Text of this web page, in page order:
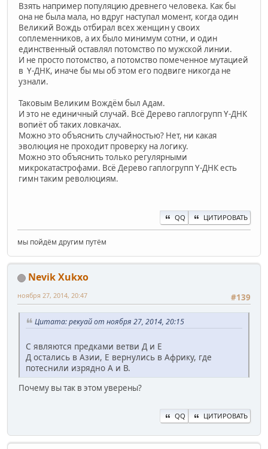
Взять например популяцию древнего человека. Как бы
она не была мала, но вдруг наступал момент, когда один
Великий Вождь отбирал всех женщин у своих
соплеменников, а их было минимум сотни, и один
единственный оставлял потомство по мужской линии.
И не просто потомство, а потомство помеченное мутацией
в Y-ДНК, иначе бы мы об этом его подвиге никогда не
узнали.
Таковым Великим Вождём был Адам.
И это не единичный случай. Всё Дерево гаплогрупп Y-ДНК
вопиёт об таких ловкачах.
Можно это объяснить случайностью? Нет, ни какая
эволюция не проходит проверку на логику.
Можно это объяснить только регулярными
микрокатастрофами. Всё Дерево гаплогрупп Y-ДНК есть
гимн таким революциям.
QQ ЦИТИРОВАТЬ
мы пойдём другим путём
Nevik Xukxo
#139
ноября 27, 2014, 20:47
Цитата: рекуай от ноября 27, 2014, 20:15
С являются предками ветви Д и Е
Д остались в Азии, Е вернулись в Африку, где
потеснили изрядно А и В.
Почему вы так в этом уверены?
QQ ЦИТИРОВАТЬ